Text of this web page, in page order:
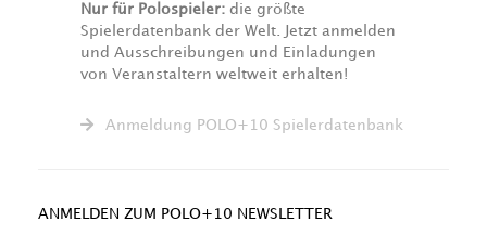
Nur für Polospieler: die größte
Spielerdatenbank der Welt. Jetzt anmelden
und Ausschreibungen und Einladungen
von Veranstaltern weltweit erhalten!
Anmeldung POLO+10 Spielerdatenbank
ANMELDEN ZUM POLO+10 NEWSLETTER